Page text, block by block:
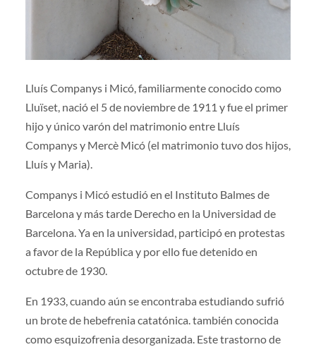
Lluís Companys i Micó, familiarmente conocido como
Lluïset, nació el 5 de noviembre de 1911 y fue el primer
hijo y único varón del matrimonio entre Lluís
Companys y Mercè Micó (el matrimonio tuvo dos hijos,
Lluís y Maria).
Companys i Micó estudió en el Instituto Balmes de
Barcelona y más tarde Derecho en la Universidad de
Barcelona. Ya en la universidad, participó en protestas
a favor de la República y por ello fue detenido en
octubre de 1930.
En 1933, cuando aún se encontraba estudiando sufrió
un brote de hebefrenia catatónica. también conocida
como esquizofrenia desorganizada. Este trastorno de